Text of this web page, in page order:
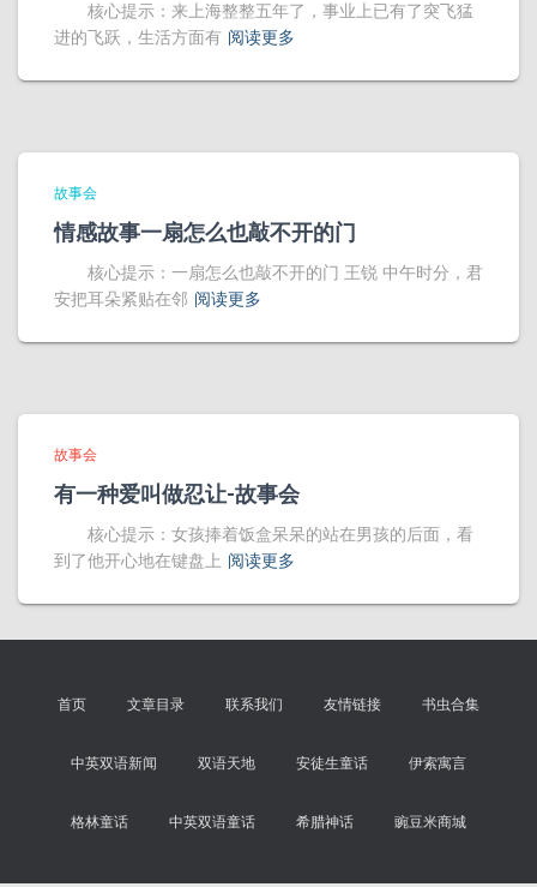
核心提示：来上海整整五年了，事业上已有了突飞猛
进的飞跃，生活方面有 阅读更多
故事会
情感故事一扇怎么也敲不开的门
核心提示：一扇怎么也敲不开的门 王锐 中午时分，君
安把耳朵紧贴在邻 阅读更多
故事会
有一种爱叫做忍让-故事会
核心提示：女孩捧着饭盒呆呆的站在男孩的后面，看
到了他开心地在键盘上 阅读更多
首页 文章目录 联系我们 友情链接 书虫合集
中英双语新闻 双语天地 安徒生童话 伊索寓言
格林童话 中英双语童话 希腊神话 豌豆米商城